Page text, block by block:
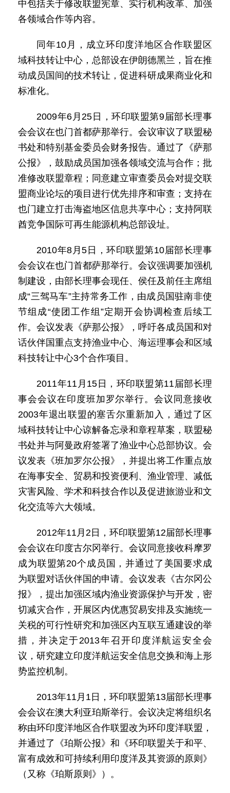
中包括关于修改联盟宪章、实行机构改革、加强
各领域合作等内容。
同年10月，成立环印度洋地区合作联盟区
域科技转让中心，总部设在伊朗德黑兰，旨在推
动成员国间的技术转让，促进科研成果商业化和
标准化。
2009年6月25日，环印联盟第9届部长理事
会会议在也门首都萨那举行。会议审议了联盟秘
书处和特别基金委员会财务报告。通过了《萨那
公报》，鼓励成员国加强各领域交流与合作；批
准修改联盟章程；同意建立审查委员会对提交联
盟商业论坛的项目进行优先排序和审查；支持在
也门建立打击海盗地区信息共享中心；支持阿联
酋竞争国际可再生能源机构总部设址。
2010年8月5日，环印联盟第10届部长理事
会会议在也门首都萨那举行。会议强调要加强机
制建设，由部长理事会现任、侯任及前任主席组
成“三驾马车”主持常务工作，由成员国驻南非使
节组成“使团工作组”定期开会协调检查后续工
作。会议发表《萨那公报》，呼吁各成员国和对
话伙伴国重点支持渔业中心、海运理事会和区域
科技转让中心3个合作项目。
2011年11月15日，环印联盟第11届部长理
事会会议在印度班加罗尔举行。会议同意接收
2003年退出联盟的塞舌尔重新加入，通过了区
域科技转让中心谅解备忘录和章程草案，联盟秘
书处并与阿曼政府签署了渔业中心总部协议。会
议发表《班加罗尔公报》，并提出将工作重点放
在海事安全、贸易和投资便利、渔业管理、减低
灾害风险、学术和科技合作以及促进旅游业和文
化交流等六大领域。
2012年11月2日，环印联盟第12届部长理事
会会议在印度古尔冈举行。会议同意接收科摩罗
成为联盟第20个成员国，并通过了美国要求成
为联盟对话伙伴国的申请。会议发表《古尔冈公
报》，提出加强区域内渔业资源保护与开发，密
切减灾合作，开展区内优惠贸易安排及实施统一
关税的可行性研究和加强区内互联互通建设的举
措，并决定于2013年召开印度洋航运安全会
议，研究建立印度洋航运安全信息交换和海上形
势监控机制。
2013年11月1日，环印联盟第13届部长理事
会会议在澳大利亚珀斯举行。会议决定将组织名
称由环印度洋地区合作联盟改为环印度洋联盟，
并通过了《珀斯公报》和《环印联盟关于和平、
富有成效和可持续利用印度洋及其资源的原则》
（又称《珀斯原则》）。